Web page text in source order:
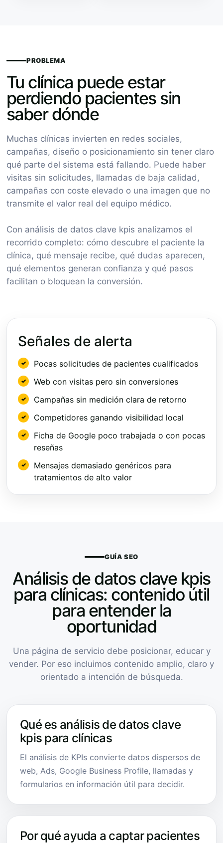
PROBLEMA
Tu clínica puede estar
perdiendo pacientes sin
saber dónde
Muchas clínicas invierten en redes sociales,
campañas, diseño o posicionamiento sin tener claro
qué parte del sistema está fallando. Puede haber
visitas sin solicitudes, llamadas de baja calidad,
campañas con coste elevado o una imagen que no
transmite el valor real del equipo médico.
Con análisis de datos clave kpis analizamos el
recorrido completo: cómo descubre el paciente la
clínica, qué mensaje recibe, qué dudas aparecen,
qué elementos generan confianza y qué pasos
facilitan o bloquean la conversión.
Señales de alerta
Pocas solicitudes de pacientes cualificados
Web con visitas pero sin conversiones
Campañas sin medición clara de retorno
Competidores ganando visibilidad local
Ficha de Google poco trabajada o con pocas
reseñas
Mensajes demasiado genéricos para
tratamientos de alto valor
GUÍA SEO
Análisis de datos clave kpis
para clínicas: contenido útil
para entender la
oportunidad
Una página de servicio debe posicionar, educar y
vender. Por eso incluimos contenido amplio, claro y
orientado a intención de búsqueda.
Qué es análisis de datos clave
kpis para clínicas
El análisis de KPIs convierte datos dispersos de
web, Ads, Google Business Profile, llamadas y
formularios en información útil para decidir.
Por qué ayuda a captar pacientes